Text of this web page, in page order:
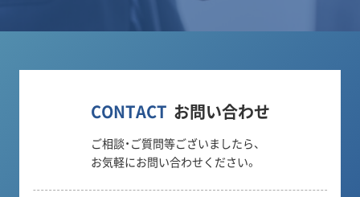
CONTACT お問い合わせ
ご相談・ご質問等ございましたら、
お気軽にお問い合わせください。